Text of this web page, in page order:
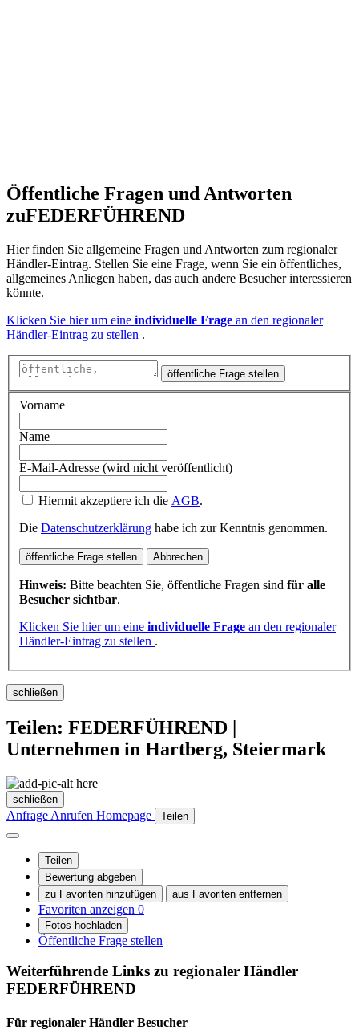
Öffentliche Fragen und Antworten
zuFEDERFÜHREND
Hier finden Sie allgemeine Fragen und Antworten zum regionaler
Händler-Eintrag. Stellen Sie eine Frage, wenn Sie ein öffentliches,
allgemeines Anliegen haben, das auch andere Besucher interessieren
könnte.
Klicken Sie hier um eine individuelle Frage an den regionaler
Händler-Eintrag zu stellen .
öffentliche Frage stellen
Vorname
Name
E-Mail-Adresse (wird nicht veröffentlicht)
Hiermit akzeptiere ich die AGB.
Die Datenschutzerklärung habe ich zur Kenntnis genommen.
öffentliche Frage stellen Abbrechen
Hinweis: Bitte beachten Sie, öffentliche Fragen sind für alle
Besucher sichtbar.
Klicken Sie hier um eine individuelle Frage an den regionaler
Händler-Eintrag zu stellen .
schließen
Teilen: FEDERFÜHREND |
Unternehmen in Hartberg, Steiermark
schließen
Anfrage Anrufen Homepage Teilen
Teilen
Bewertung abgeben
zu Favoriten hinzufügen
aus Favoriten entfernen
Favoriten anzeigen 0
Fotos hochladen
Öffentliche Frage stellen
Weiterführende Links zu regionaler Händler
FEDERFÜHREND
Für regionaler Händler Besucher